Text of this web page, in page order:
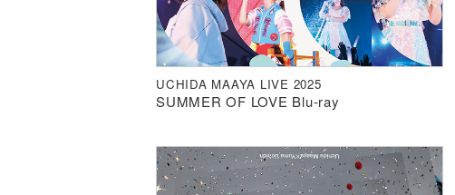
UCHIDA MAAYA LIVE 2025
SUMMER OF LOVE Blu-ray